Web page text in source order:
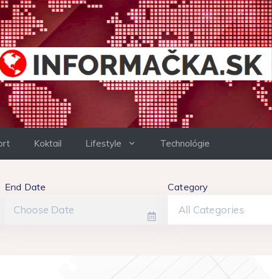
Koktail Lifestyle Technológie
End Date Category
All Categories